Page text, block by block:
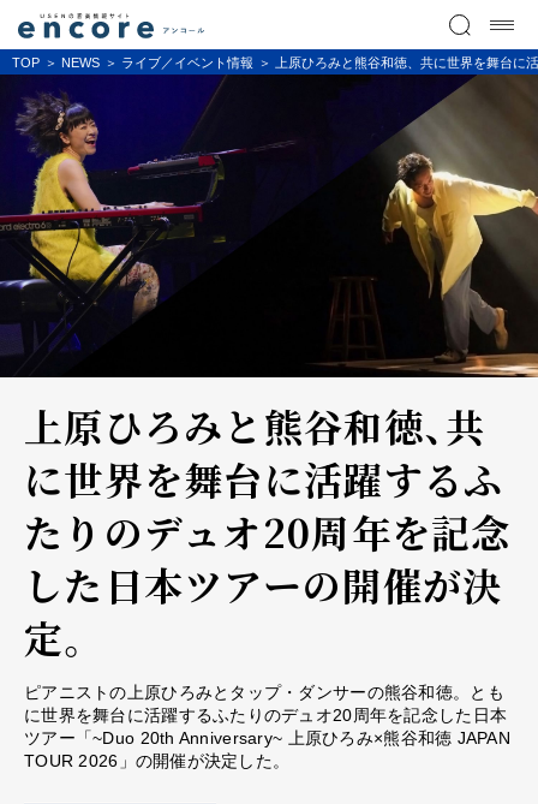
TOP NEWS ライブ／イベント情報 上原ひろみと熊谷和徳、共に世界を舞台に
上原ひろみと熊谷和徳、共
に世界を舞台に活躍するふ
たりのデュオ20周年を記念
した日本ツアーの開催が決
定。
ピアニストの上原ひろみとタップ・ダンサーの熊谷和徳。とも
に世界を舞台に活躍するふたりのデュオ20周年を記念した日本
ツアー「~Duo 20th Anniversary~ 上原ひろみ×熊谷和徳 JAPAN
TOUR 2026」の開催が決定した。